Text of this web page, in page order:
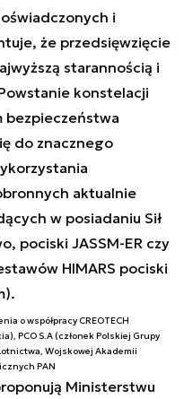
i
że przedsięwzięcie
starannością i
konstelacji
bezpieczeństwa
do znacznego
aktualnie
w posiadaniu Sił
pociski JASSM-ER czy
HIMARS pociski
o współpracy CREOTECH
PCO S.A (członek Polskiej Grupy
Wojskowej Akademii
PAN
Ministerstwu